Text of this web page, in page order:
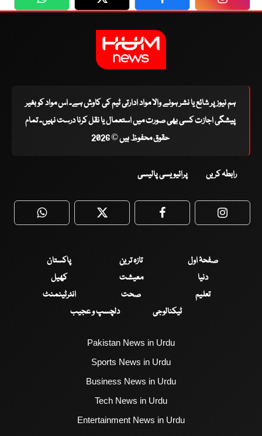
WhatsApp Twitter Facebook
ہم نیوز پر شائع یا نشر ہونے والا مواد ادارتی ٹیم کی کاوش ہے۔ اس مواد کو بغیر
پیشگی اجازت کسی بھی صورت میں استعمال یا نقل کرنا درست نہیں۔ تمام
حقوق محفوظ ہیں © 2026
رابطہ کریں پرائیویسی پالیسی
WhatsApp Twitter Facebook
صفحۂ اول تازہ ترین
پاکستان
دنیا
معیشت
کھیل
تعلیم
صحت
انٹرٹینمنٹ
ٹیکنالوجی
دلچسپ و عجیب
Pakistan News in Urdu
Sports News in Urdu
Business News in Urdu
Tech News in Urdu
Entertainment News in Urdu